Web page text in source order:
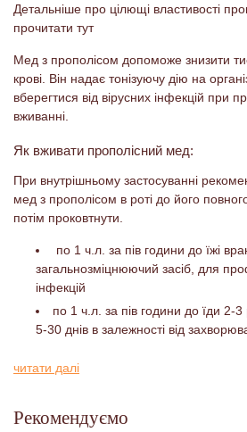
Детальніше про цілющі властивості
прочитати тут
Мед з прополісом допоможе знизити
крові. Він надає тонізуючу дію на
вберегтися від вірусних інфекцій при
вживанні.
Як вживати прополісний мед:
При внутрішньому застосуванні
мед з прополісом в роті до його
потім проковтнути.
по 1 ч.л. за пів години до їжі
загальнозміцнюючий засіб, для
інфекцій
по 1 ч.л. за пів години до їди 2-
5-30 днів в залежності від
потім курс при необхідності
Людям з великою вагою разову
читати далі
Рекомендуємо